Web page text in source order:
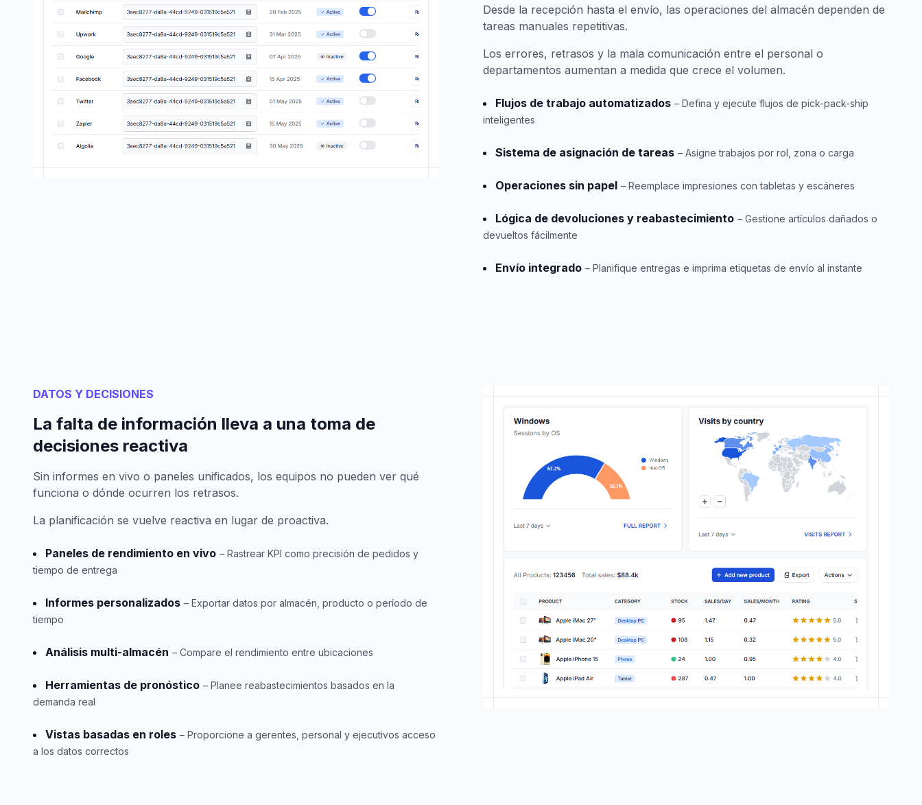
Desde la recepción hasta el envío, las operaciones del almacén dependen de
tareas manuales repetitivas.
Los errores, retrasos y la mala comunicación entre el personal o
departamentos aumentan a medida que crece el volumen.
Flujos de trabajo automatizados – Defina y ejecute flujos de pick-pack-ship
inteligentes
Sistema de asignación de tareas – Asigne trabajos por rol, zona o carga
Operaciones sin papel – Reemplace impresiones con tabletas y escáneres
Lógica de devoluciones y reabastecimiento – Gestione artículos dañados o
devueltos fácilmente
Envío integrado – Planifique entregas e imprima etiquetas de envío al instante
DATOS Y DECISIONES
La falta de información lleva a una toma de
decisiones reactiva
Sin informes en vivo o paneles unificados, los equipos no pueden ver qué
funciona o dónde ocurren los retrasos.
La planificación se vuelve reactiva en lugar de proactiva.
Paneles de rendimiento en vivo – Rastrear KPI como precisión de pedidos y
tiempo de entrega
Informes personalizados – Exportar datos por almacén, producto o período de
tiempo
Análisis multi-almacén – Compare el rendimiento entre ubicaciones
Herramientas de pronóstico – Planee reabastecimientos basados en la
demanda real
Vistas basadas en roles – Proporcione a gerentes, personal y ejecutivos acceso
a los datos correctos